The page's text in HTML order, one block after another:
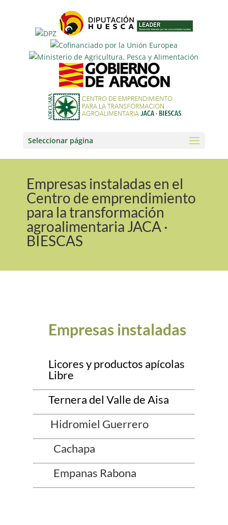
Seleccionar página
Empresas instaladas en el
Centro de emprendimiento
para la transformación
agroalimentaria JACA ·
BIESCAS
Empresas instaladas
Licores y productos apícolas
Libre
Ternera del Valle de Aisa
Hidromiel Guerrero
Cachapa
Empanas Rabona